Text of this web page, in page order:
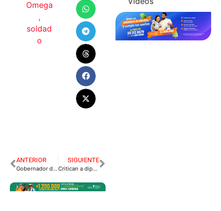
Omega
,
soldad
o
ANTERIOR
Gobernador de Guaviare dio positivo para covid-19
SIGUIENTE
Critican a diputado Arley Gómez por irse de paseo y no asistir a sesiones